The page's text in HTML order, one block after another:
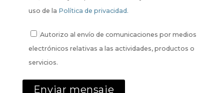
uso de la Política de privacidad.
Autorizo al envío de comunicaciones por medios
electrónicos relativas a las actividades, productos o
servicios.